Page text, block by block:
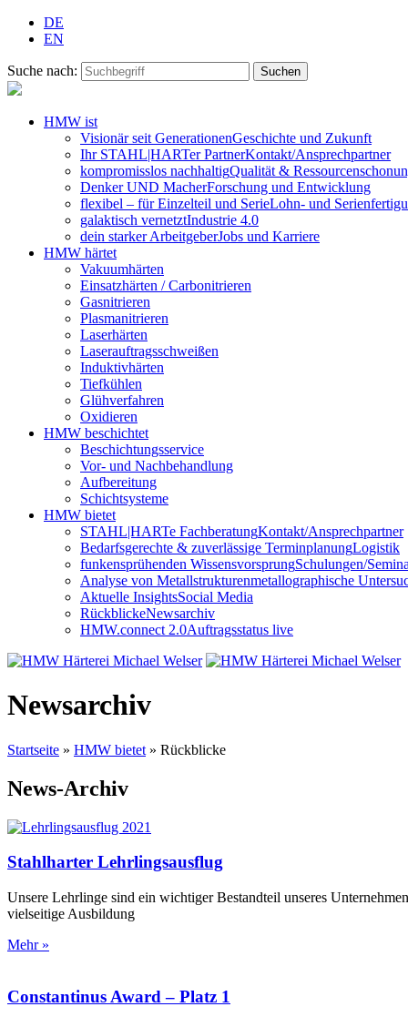
DE
EN
Suche nach:
HMW ist
Visionär seit GenerationenGeschichte und Zukunft
Ihr STAHL|HARTer PartnerKontakt/Ansprechpartner
kompromisslos nachhaltigQualität &
Denker UND MacherForschung und Entwicklung
flexibel – für Einzelteil und SerieLohn- und
galaktisch vernetztIndustrie 4.0
dein starker ArbeitgeberJobs und Karriere
HMW härtet
Vakuumhärten
Einsatzhärten / Carbonitrieren
Gasnitrieren
Plasmanitrieren
Laserhärten
Laserauftragsschweißen
Induktivhärten
Tiefkühlen
Glühverfahren
Oxidieren
HMW beschichtet
Beschichtungsservice
Vor- und Nachbehandlung
Aufbereitung
Schichtsysteme
HMW bietet
STAHL|HARTe FachberatungKontakt/Ansprechpartner
Bedarfsgerechte & zuverlässige TerminplanungLogistik
funkensprühenden WissensvorsprungSchulungen/
Analyse von Metallstrukturenmetallographische
Aktuelle InsightsSocial Media
RückblickeNewsarchiv
HMW.connect 2.0Auftragsstatus live
Newsarchiv
Startseite » HMW bietet » Rückblicke
News-Archiv
Stahlharter Lehrlingsausflug
Unsere Lehrlinge sind ein wichtiger Bestandteil unseres
vielseitige Ausbildung
Mehr »
Constantinus Award – Platz 1